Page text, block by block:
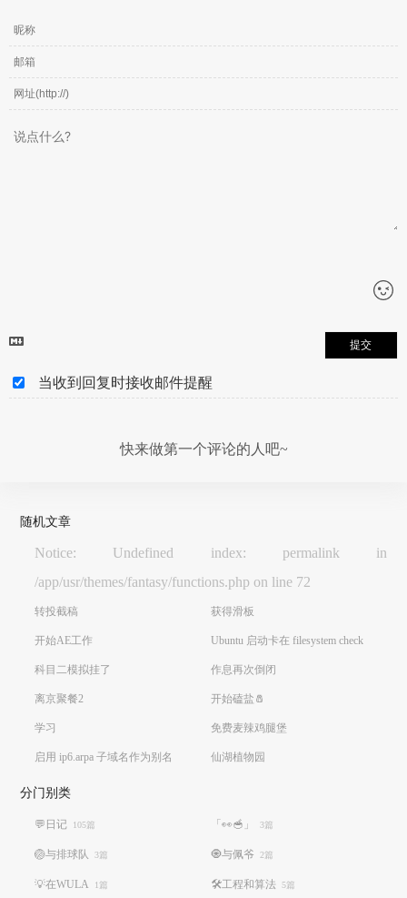
提交
当收到回复时接收邮件提醒
快来做第一个评论的人吧~
随机文章
Notice: Undefined index: permalink in
/app/usr/themes/fantasy/functions.php on line 72
转投截稿 获得滑板
开始AE工作 Ubuntu 启动卡在 filesystem check
科目二模拟挂了 作息再次倒闭
离京聚餐2 开始磕盐🧂
学习 免费麦辣鸡腿堡
启用 ip6.arpa 子域名作为别名 仙湖植物园
分门别类
💬日记 105篇 「👀🥣」 3篇
🏐️与排球队 3篇 🧿与佩爷 2篇
💡在WULA 1篇 🛠️工程和算法 5篇